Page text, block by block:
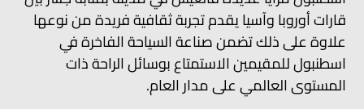
قارات أوروبا وآسيا يقدم تجربة ثقافية فريدة من نوعها
علاوة على ذلك تضمن صناعة السياحة الفاخرة في
اسطنبول للمقيمين الاستمتاع بوسائل الراحة ذات
المستوى العالمي على مدار العام.